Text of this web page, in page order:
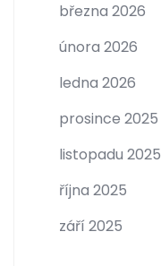
března 2026
února 2026
ledna 2026
prosince 2025
listopadu 2025
října 2025
září 2025